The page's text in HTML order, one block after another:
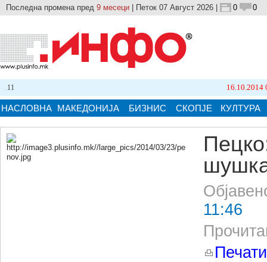
Последна промена пред 9 месеци | Петок 07 Август 2026 | 0 0
16.10.2014 09:21
НАСЛОВНА МАКЕДОНИЈА БИЗНИС СКОПЈЕ КУЛТУРА
11:46
Печати